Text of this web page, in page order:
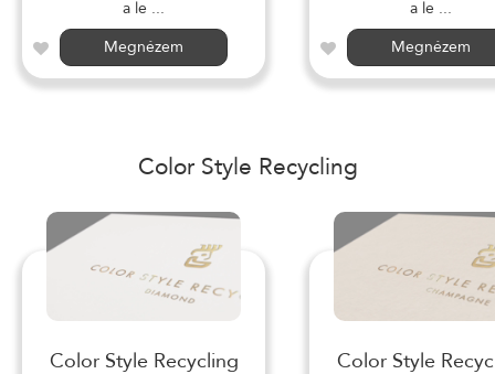
a le ...
Megnézem
a le ...
Megnézem
Color Style Recycling
Color Style Recycling
Color Style